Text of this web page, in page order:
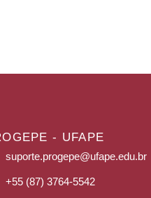
- UFAPE
suporte.progepe@ufape.edu.br
+55 (87) 3764-5542